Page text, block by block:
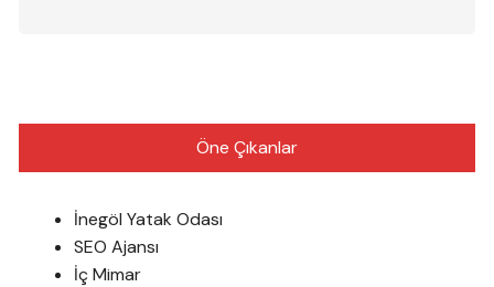
Öne Çıkanlar
İnegöl Yatak Odası
SEO Ajansı
İç Mimar